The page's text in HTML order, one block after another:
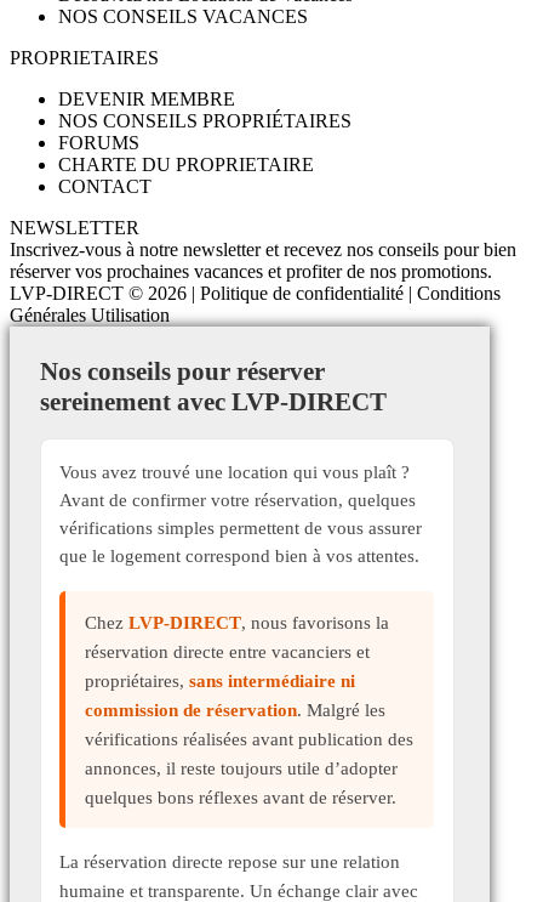
NOS CONSEILS VACANCES
PROPRIETAIRES
DEVENIR MEMBRE
NOS CONSEILS PROPRIÉTAIRES
FORUMS
CHARTE DU PROPRIETAIRE
CONTACT
NEWSLETTER
Inscrivez-vous à notre newsletter et recevez nos conseils pour bien
réserver vos prochaines vacances et profiter de nos promotions.
LVP-DIRECT © 2026 | Politique de confidentialité | Conditions
Générales Utilisation
Nos conseils pour réserver
sereinement avec LVP-DIRECT
Vous avez trouvé une location qui vous plaît ?
Avant de confirmer votre réservation, quelques
vérifications simples permettent de vous assurer
que le logement correspond bien à vos attentes.
Chez LVP-DIRECT, nous favorisons la
réservation directe entre vacanciers et
propriétaires, sans intermédiaire ni
commission de réservation. Malgré les
vérifications réalisées avant publication des
annonces, il reste toujours utile d’adopter
quelques bons réflexes avant de réserver.
La réservation directe repose sur une relation
humaine et transparente. Un échange clair avec